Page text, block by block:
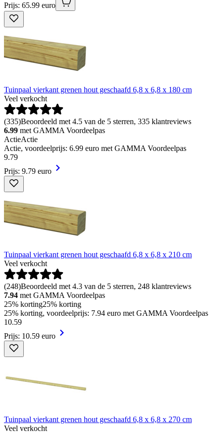
Prijs: 65.99 euro
Tuinpaal vierkant grenen hout geschaafd 6,8 x 6,8 x 180 cm
Veel verkocht
(335)Beoordeeld met 4.5 van de 5 sterren, 335 klantreviews
6.99 met GAMMA Voordeelpas
ActieActie
Actie, voordeelprijs: 6.99 euro met GAMMA Voordeelpas
9.79
Prijs: 9.79 euro
Tuinpaal vierkant grenen hout geschaafd 6,8 x 6,8 x 210 cm
Veel verkocht
(248)Beoordeeld met 4.3 van de 5 sterren, 248 klantreviews
7.94 met GAMMA Voordeelpas
25% korting25% korting
25% korting, voordeelprijs: 7.94 euro met GAMMA Voordeelpas
10.59
Prijs: 10.59 euro
Tuinpaal vierkant grenen hout geschaafd 6,8 x 6,8 x 270 cm
Veel verkocht